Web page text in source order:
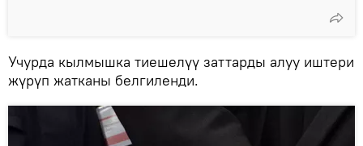
Учурда кылмышка тиешелүү заттарды алуу иштери
жүрүп жатканы белгиленди.